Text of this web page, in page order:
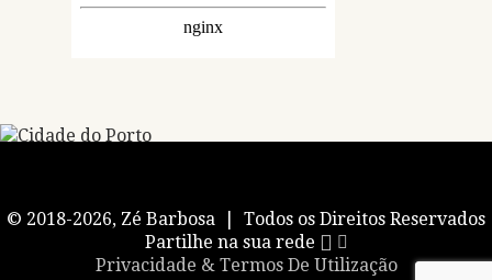
© 2018-2026, Zé Barbosa | Todos os Direitos Reservados
Partilhe na sua rede
Privacidade & Termos De Utilização